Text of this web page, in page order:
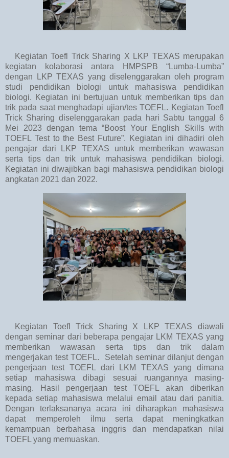
Kegiatan Toefl Trick Sharing X LKP TEXAS merupakan
kegiatan kolaborasi antara HMPSPB “Lumba-Lumba”
dengan LKP TEXAS yang diselenggarakan oleh program
studi pendidikan biologi untuk mahasiswa pendidikan
biologi. Kegiatan ini bertujuan untuk memberikan tips dan
trik pada saat menghadapi ujian/tes TOEFL. Kegiatan Toefl
Trick Sharing diselenggarakan pada hari Sabtu tanggal 6
Mei 2023 dengan tema “Boost Your English Skills with
TOEFL Test to the Best Future”. Kegiatan ini dihadiri oleh
pengajar dari LKP TEXAS untuk memberikan wawasan
serta tips dan trik untuk mahasiswa pendidikan biologi.
Kegiatan ini diwajibkan bagi mahasiswa pendidikan biologi
angkatan 2021 dan 2022.
Kegiatan Toefl Trick Sharing X LKP TEXAS diawali
dengan seminar dari beberapa pengajar LKM TEXAS yang
memberikan wawasan serta tips dan trik dalam
mengerjakan test TOEFL. Setelah seminar dilanjut dengan
pengerjaan test TOEFL dari LKM TEXAS yang dimana
setiap mahasiswa dibagi sesuai ruangannya masing-
masing. Hasil pengerjaan test TOEFL akan diberikan
kepada setiap mahasiswa melalui email atau dari panitia.
Dengan terlaksananya acara ini diharapkan mahasiswa
dapat memperoleh ilmu serta dapat meningkatkan
kemampuan berbahasa inggris dan mendapatkan nilai
TOEFL yang memuaskan.